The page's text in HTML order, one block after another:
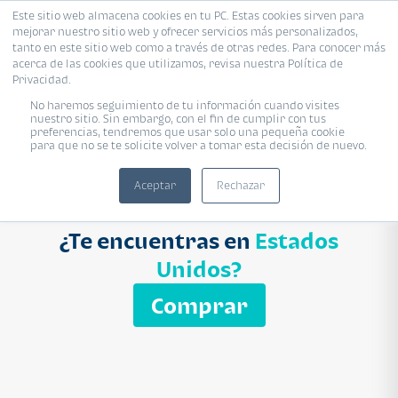
Este sitio web almacena cookies en tu PC. Estas cookies sirven para
mejorar nuestro sitio web y ofrecer servicios más personalizados,
tanto en este sitio web como a través de otras redes. Para conocer más
acerca de las cookies que utilizamos, revisa nuestra Política de
Privacidad.
No haremos seguimiento de tu información cuando visites
nuestro sitio. Sin embargo, con el fin de cumplir con tus
preferencias, tendremos que usar solo una pequeña cookie
para que no se te solicite volver a tomar esta decisión de nuevo.
Aceptar Rechazar
Proyecto Modelo Inmobiliaria
Ingresa el nombre del proyecto
Buscar
¿Te encuentras en Estados
Unidos?
Comprar